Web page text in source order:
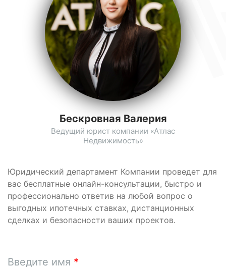
Юридический департамент Компании проведет для
вас бесплатные онлайн-консультации, быстро и
профессионально ответив на любой вопрос о
выгодных ипотечных ставках, дистанционных
сделках и безопасности ваших проектов.
Введите имя
Бескровная Валерия
Ведущий юрист компании «Атлас
Недвижимость»